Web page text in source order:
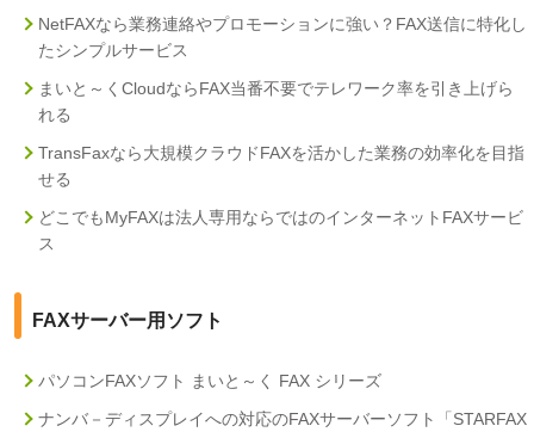
NetFAXなら業務連絡やプロモーションに強い？FAX送信に特化し
たシンプルサービス
まいと～くCloudならFAX当番不要でテレワーク率を引き上げら
れる
TransFaxなら大規模クラウドFAXを活かした業務の効率化を目指
せる
どこでもMyFAXは法人専用ならではのインターネットFAXサービ
ス
FAXサーバー用ソフト
パソコンFAXソフト まいと～く FAX シリーズ
ナンバ－ディスプレイへの対応のFAXサーバーソフト「STARFAX